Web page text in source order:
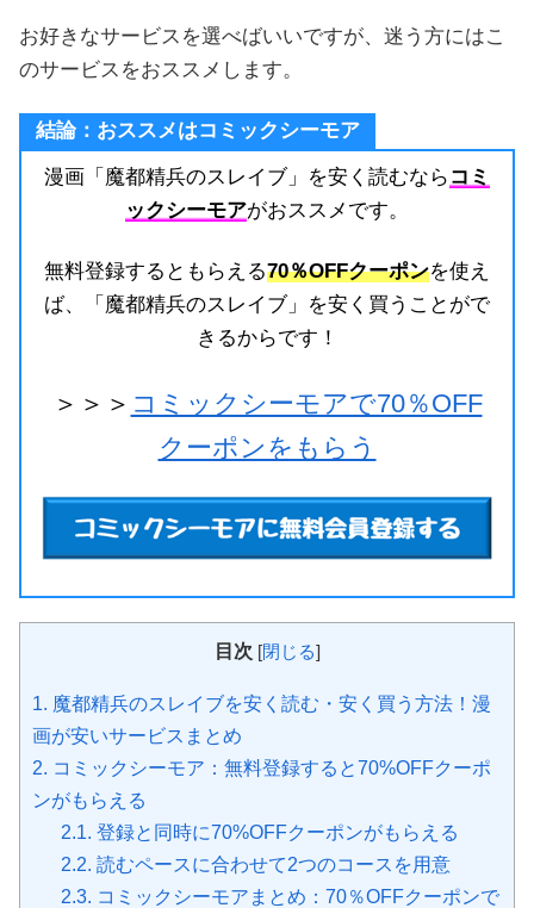
お好きなサービスを選べばいいですが、迷う方にはこ
のサービスをおススメします。
結論：おススメはコミックシーモア
漫画「魔都精兵のスレイブ」を安く読むなら コミ
ックシーモアがおススメです。
無料登録するともらえる70％OFFクーポンを使え
ば、「魔都精兵のスレイブ」を安く買うことがで
きるからです！
＞＞＞ コミックシーモアで70％OFF
クーポンをもらう
目次 [閉じる]
1. 魔都精兵のスレイブを安く読む・安く買う方法！漫
画が安いサービスまとめ
2. コミックシーモア：無料登録すると70%OFFクーポ
ンがもらえる
2.1. 登録と同時に70%OFFクーポンがもらえる
2.2. 読むペースに合わせて2つのコースを用意
2.3. コミックシーモアまとめ：70％OFFクーポンで